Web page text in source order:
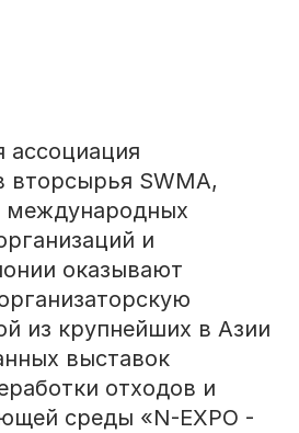
вторсырья SWMA,
международных
и
оказывают
из крупнейших в Азии
выставок
отходов и
среды «N-EXPO -